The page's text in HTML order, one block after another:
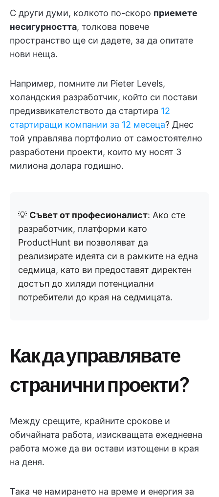
С други думи, колкото по-скоро приемете
несигурността, толкова повече
пространство ще си дадете, за да опитате
нови неща.
Например, помните ли Pieter Levels,
холандския разработчик, който си постави
предизвикателството да стартира 12
стартиращи компании за 12 месеца? Днес
той управлява портфолио от самостоятелно
разработени проекти, които му носят 3
милиона долара годишно.
💡 Съвет от професионалист: Ако сте
разработчик, платформи като
ProductHunt ви позволяват да
реализирате идеята си в рамките на една
седмица, като ви предоставят директен
достъп до хиляди потенциални
потребители до края на седмицата.
Как да управлявате
странични проекти?
Между срещите, крайните срокове и
обичайната работа, изискващата ежедневна
работа може да ви остави изтощени в края
на деня.
Така че намирането на време и енергия за